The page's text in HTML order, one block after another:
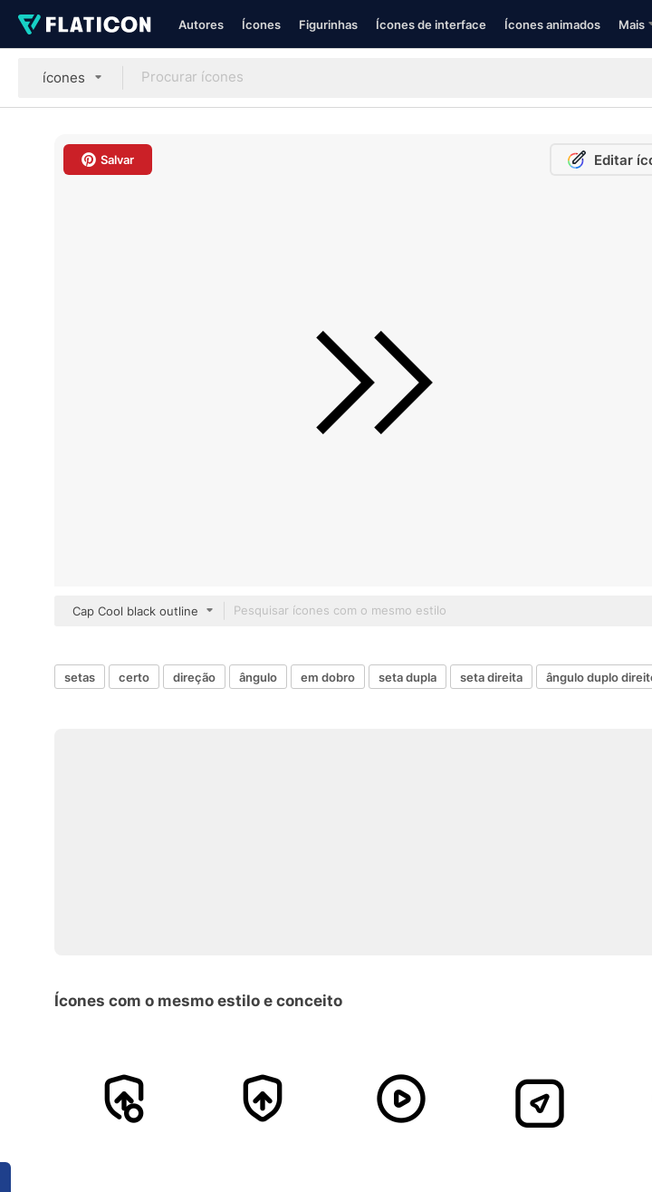
Autores Ícones Figurinhas Ícones de interface Ícones animados Mais
ícones
Salvar Editar
Cap Cool black outline
setas certo direção ângulo em dobro seta dupla seta direita ângulo duplo
Ícones com o mesmo estilo e conceito